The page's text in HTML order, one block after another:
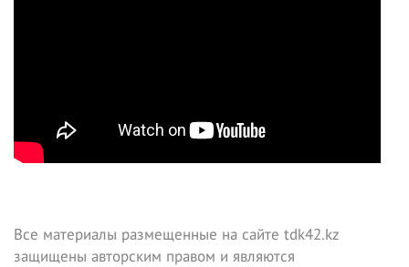
Все материалы размещенные на сайте tdk42.kz
защищены авторским правом и являются